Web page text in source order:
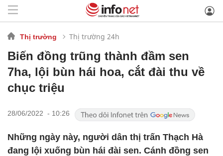
Thị trường Thị trường 24h
Biến đồng trũng thành đầm sen
7ha, lội bùn hái hoa, cắt đài thu về
chục triệu
28/06/2022 - 10:26
Những ngày này, người dân thị trấn Thạch Hà
đang lội xuống bùn hái đài sen. Cánh đồng sen